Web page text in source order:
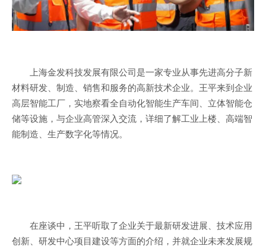
上海金发科技发展有限公司是一家专业从事先进高分子新
材料研发、制造、销售和服务的高新技术企业。王平来到企业
高层智能工厂，实地察看全自动化智能生产车间、立体智能仓
储等设施，与企业高管深入交流，详细了解工业上楼、高端智
能制造、生产数字化等情况。
在座谈中，王平听取了企业关于最新研发进展、技术应用
创新、研发中心项目建设等方面的介绍，并就企业未来发展规